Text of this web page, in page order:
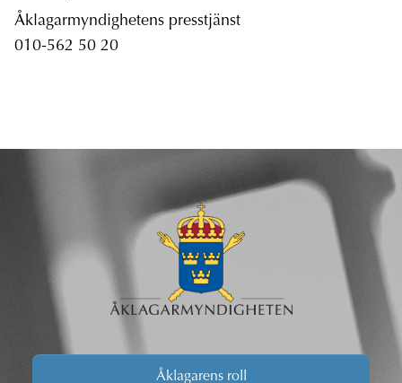
Åklagarmyndighetens presstjänst
010-562 50 20
Åklagarens roll